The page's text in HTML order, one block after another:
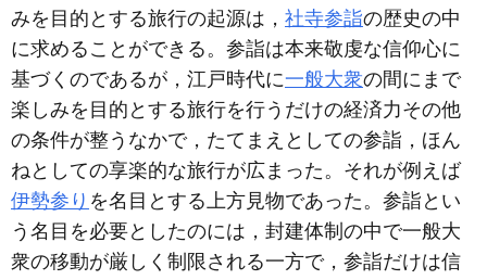
みを目的とする旅行の起源は， 社寺参詣の歴史の中
に求めることができる。参詣は本来敬虔な信仰心に
基づくのであるが，江戸時代に一般大衆の間にまで
楽しみを目的とする旅行を行うだけの経済力その他
の条件が整うなかで，たてまえとしての参詣，ほん
ねとしての享楽的な旅行が広まった。それが例えば
伊勢参り を名目とする上方見物であった。参詣とい
う名目を必要としたのには，封建体制の中で一般大
衆の移動が厳しく制限される一方で，参詣だけは信